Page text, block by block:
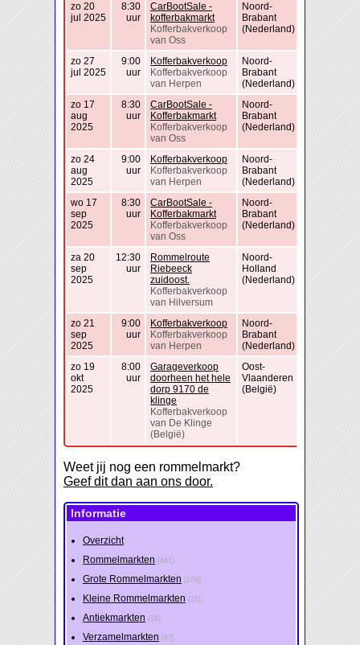
zo 20
jul 2025
8:30
uur
CarBootSale -
kofferbakmarkt
Kofferbakverkoop
van Oss
Noord-
Brabant
(Nederland)
zo 27
jul 2025
9:00
uur
Kofferbakverkoop
Kofferbakverkoop
van Herpen
Noord-
Brabant
(Nederland)
zo 17
aug
2025
8:30
uur
CarBootSale -
Kofferbakmarkt
Kofferbakverkoop
van Oss
Noord-
Brabant
(Nederland)
zo 24
aug
2025
9:00
uur
Kofferbakverkoop
Kofferbakverkoop
van Herpen
Noord-
Brabant
(Nederland)
wo 17
sep
2025
8:30
uur
CarBootSale -
Kofferbakmarkt
Kofferbakverkoop
van Oss
Noord-
Brabant
(Nederland)
za 20
sep
2025
12:30
uur
Rommelroute
Riebeeck
zuidoost.
Kofferbakverkoop
van Hilversum
Noord-
Holland
(Nederland)
zo 21
sep
2025
9:00
uur
Kofferbakverkoop
Kofferbakverkoop
van Herpen
Noord-
Brabant
(Nederland)
zo 19
okt
2025
8:00
uur
Garageverkoop
doorheen het hele
dorp 9170 de
klinge
Kofferbakverkoop
van De Klinge
(België)
Oost-
Vlaanderen
(België)
Weet jij nog een rommelmarkt?
Geef dit dan aan ons door.
Informatie
Overzicht
Rommelmarkten (441)
Grote Rommelmarkten (109)
Kleine Rommelmarkten (16)
Antiekmarkten (18)
Verzamelmarkten (47)